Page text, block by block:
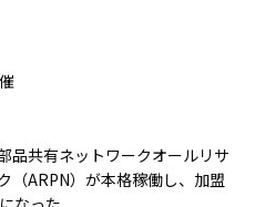
品共有ネットワークオールリサ
（ARPN）が本格稼働し、加盟